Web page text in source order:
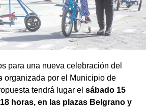
para una nueva celebración del
organizada por el Municipio de
tendrá lugar el sábado 15
horas, en las plazas Belgrano y